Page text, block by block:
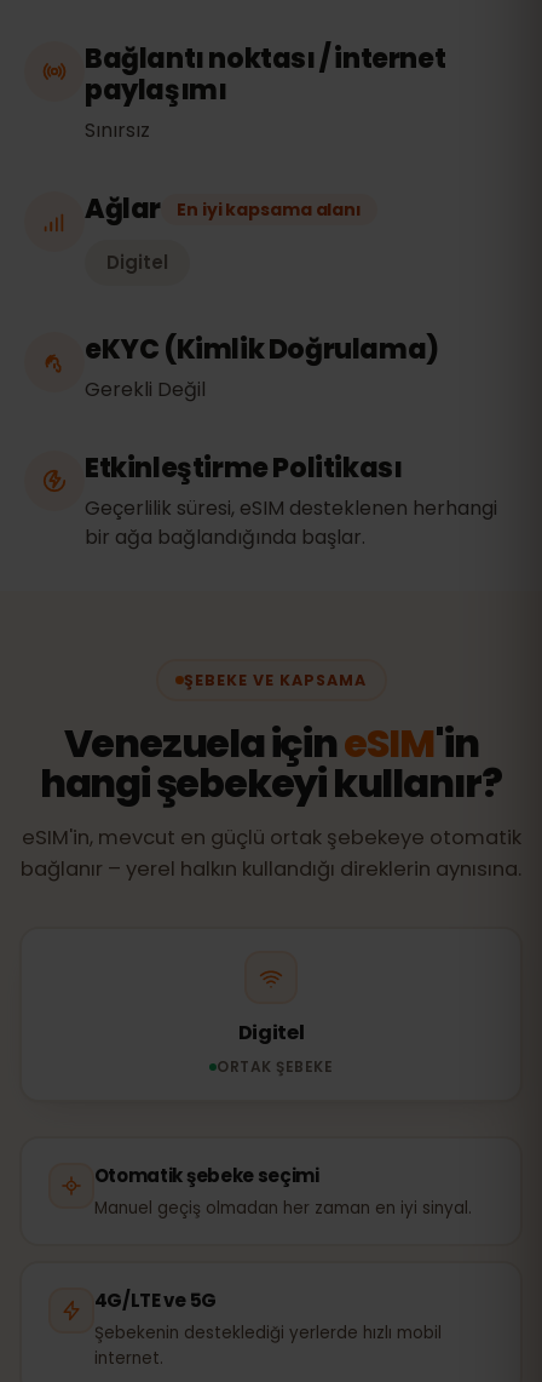
Bağlantı noktası / internet
paylaşımı
Sınırsız
Ağlar En iyi kapsama alanı
Digitel
eKYC (Kimlik Doğrulama)
Gerekli Değil
Etkinleştirme Politikası
Geçerlilik süresi, eSIM desteklenen herhangi
bir ağa bağlandığında başlar.
ŞEBEKE VE KAPSAMA
Venezuela içineSIM'in
hangi şebekeyi kullanır?
eSIM'in, mevcut en güçlü ortak şebekeye otomatik
bağlanır – yerel halkın kullandığı direklerin aynısına.
Digitel
ORTAK ŞEBEKE
Otomatik şebeke seçimi
Manuel geçiş olmadan her zaman en iyi sinyal.
4G/LTE ve 5G
Şebekenin desteklediği yerlerde hızlı mobil
internet.